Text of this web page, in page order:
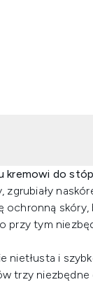
kremowi do
ochronną
przy tym
nietłusta i
trzy